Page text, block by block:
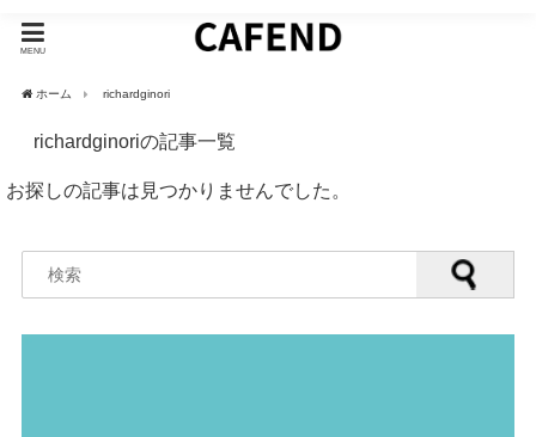
MENU
ホーム richardginori
richardginoriの記事一覧
お探しの記事は見つかりませんでした。